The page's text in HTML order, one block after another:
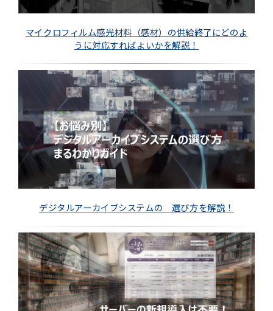
マイクロフィルム感光材料（感材）の供給終了にどのよ
うに対応すればよいかを解説！
デジタルアーカイブシステムの 選び方を解説！